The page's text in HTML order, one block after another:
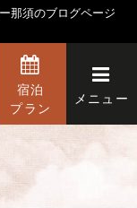
那須のブログページ
宿泊
プラン
メニュー